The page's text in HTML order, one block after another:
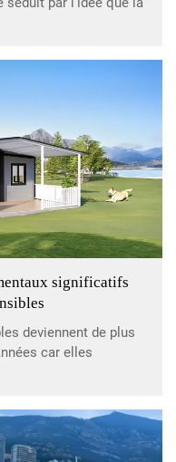
commodité numérique
significatifs
deviennent de plus
car elles
en ce qui concerne le
maritimes recyclés et